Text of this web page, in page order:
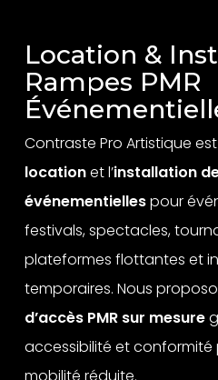
Location &
Rampes PMR
Contraste Pro Artistique
locationet l’installation
événementiellespour
festivals, spectacles,
plateformes flottantes et
temporaires. Nous
d’accès PMR sur mesure
accessibilité et conformité